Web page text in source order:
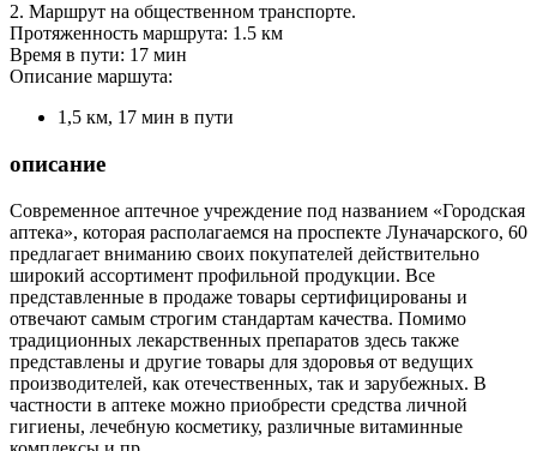
2. Маршрут на общественном транспорте.
Протяженность маршрута: 1.5 км
Время в пути: 17 мин
Описание маршута:
1,5 км, 17 мин в пути
описание
Современное аптечное учреждение под названием «Городская
аптека», которая располагаемся на проспекте Луначарского, 60
предлагает вниманию своих покупателей действительно
широкий ассортимент профильной продукции. Все
представленные в продаже товары сертифицированы и
отвечают самым строгим стандартам качества. Помимо
традиционных лекарственных препаратов здесь также
представлены и другие товары для здоровья от ведущих
производителей, как отечественных, так и зарубежных. В
частности в аптеке можно приобрести средства личной
гигиены, лечебную косметику, различные витаминные